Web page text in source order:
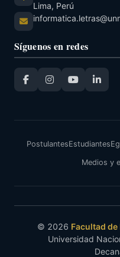
Lima, Perú
Síguenos en redes
PostulantesEstudiantes
Medios y
© 2026 Facultad
Universidad